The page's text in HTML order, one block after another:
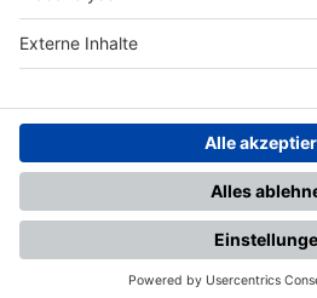
Nutzungsbedingungen Datenschutz